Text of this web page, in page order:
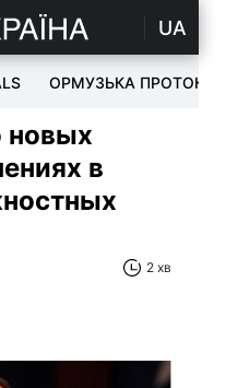
UA
ОРМУЗЬКА ПРОТОКА
в
2 хв